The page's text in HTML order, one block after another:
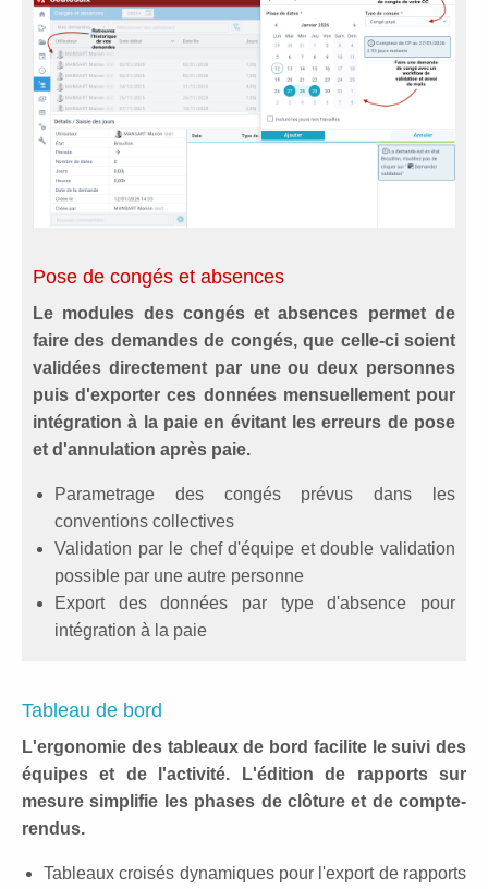
Pose de congés et absences
Le modules des congés et absences permet de
faire des demandes de congés, que celle-ci soient
validées directement par une ou deux personnes
puis d'exporter ces données mensuellement pour
intégration à la paie en évitant les erreurs de pose
et d'annulation après paie.
Parametrage des congés prévus dans les
conventions collectives
Validation par le chef d'équipe et double validation
possible par une autre personne
Export des données par type d'absence pour
intégration à la paie
Tableau de bord
L'ergonomie des tableaux de bord facilite le suivi des
équipes et de l'activité. L'édition de rapports sur
mesure simplifie les phases de clôture et de compte-
rendus.
Tableaux croisés dynamiques pour l'export de rapports